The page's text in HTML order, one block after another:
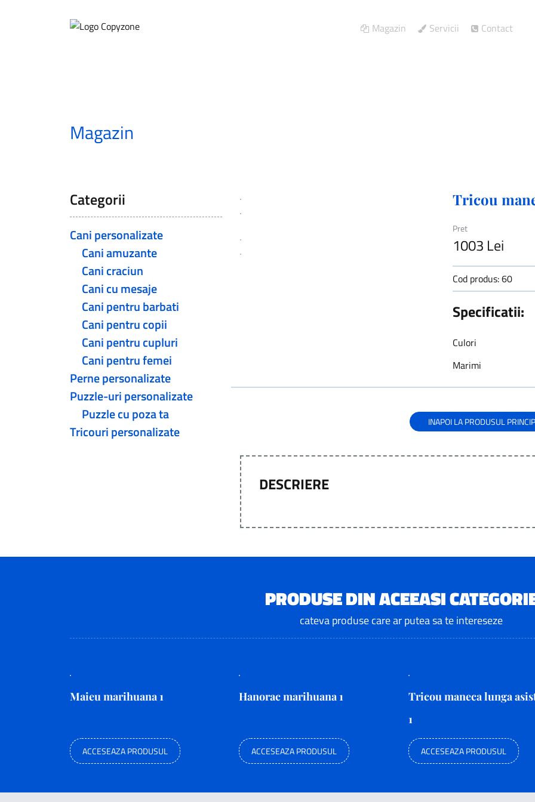
Magazin Servicii Contact
Magazin
Categorii
Cani personalizate
Cani amuzante
Cani craciun
Cani cu mesaje
Cani pentru barbati
Cani pentru copii
Cani pentru cupluri
Cani pentru femei
Perne personalizate
Puzzle-uri personalizate
Puzzle cu poza ta
Tricouri personalizate
Tricou
Pret
1003 Lei
Cod produs: 60
Specificatii:
Culori
Marimi
INAPOI LA PRODUSUL
DESCRIERE
PRODUSE DIN ACEEASI
cateva produse care ar putea sa te intereseze
Maieu marihuana 1
ACCESEAZA PRODUSUL
Hanorac marihuana 1
ACCESEAZA PRODUSUL
Tricou maneca lunga
1
ACCESEAZA PRODUSUL